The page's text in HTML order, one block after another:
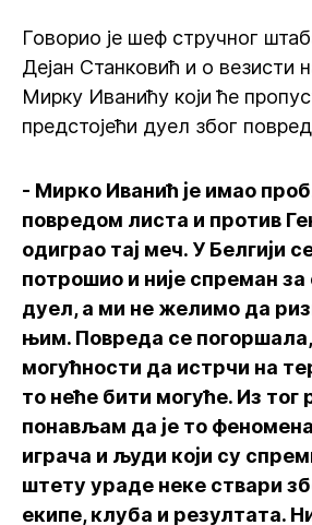
Говорио је шеф стручног
Дејан Станковић и о везисти
Мирку Иванићу који ће
предстојећи дуел због
- Мирко Иванић је имао
повредом листа и против
одиграо тај меч. У Белгији
потрошио и није спреман
дуел, а ми не желимо да
њим. Повреда се погоршала,
могућности да истрчи на
то неће бити могуће. Из тог
понављам да је то
играча и људи који су
штету ураде неке ствари
екипе, клуба и резултата.